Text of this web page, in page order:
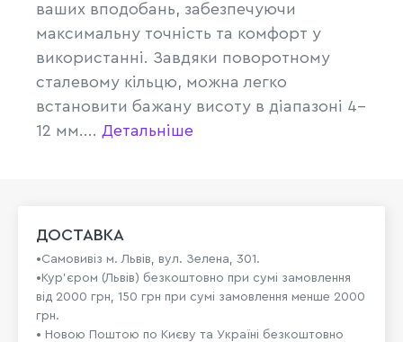
ваших вподобань, забезпечуючи
максимальну точність та комфорт у
використанні. Завдяки поворотному
сталевому кільцю, можна легко
встановити бажану висоту в діапазоні 4–
12 мм.... Детальніше
ДОСТАВКА
•Самовивіз м. Львів, вул. Зелена, 301.
•Кур'єром (Львів) безкоштовно при сумі замовлення
від 2000 грн, 150 грн при сумі замовлення менше 2000
грн.
• Новою Поштою по Києву та Україні безкоштовно